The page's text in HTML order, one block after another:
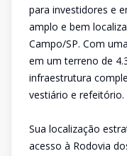
para investidores e
amplo e bem
Campo/SP. Com
em um terreno de
infraestrutura
vestiário e refeitório.
Sua localização
acesso à Rodovia